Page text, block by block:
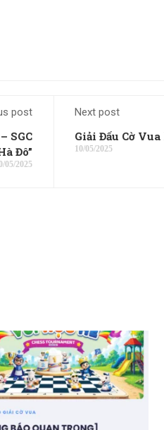
post
SGC
Đô”
05/2025
Next post
Giải Đấu Cờ
10/05/2025